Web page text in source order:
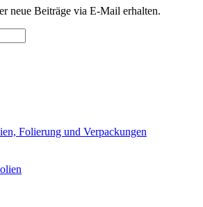
neue Beiträge via E-Mail erhalten.
Folierung und Verpackungen